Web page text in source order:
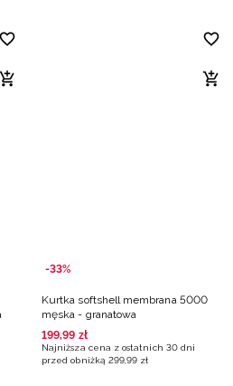
-33%
Kurtka softshell membrana 5000
męska - granatowa
199,99 zł
Najniższa cena z ostatnich 30 dni
przed obniżką 299,99 zł